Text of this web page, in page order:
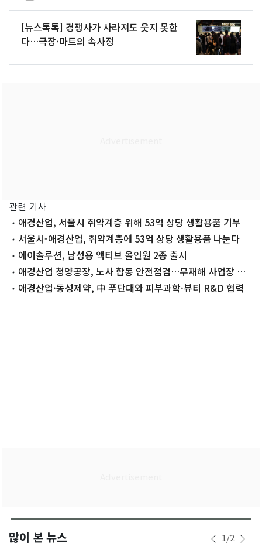
[뉴스톡톡] 경쟁사가 사라져도 웃지 못한
다…극장·마트의 속사정
관련 기사
애경산업, 서울시 취약계층 위해 53억 상당 생활용품 기부
서울시-애경산업, 취약계층에 53억 상당 생활용품 나눈다
에이솔루션, 남성용 액티브 올인원 2종 출시
애경산업 청양공장, 노사 합동 안전점검…무재해 사업장 조
성 결의
애경산업·동성제약, 中 푸단대와 피부과학·뷰티 R&D 협력
많이 본 뉴스 1/2